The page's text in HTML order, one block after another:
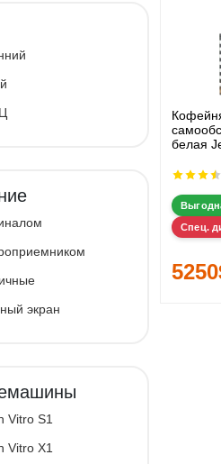
экран
Vitro S1
Vitro X1
белая
Спец.